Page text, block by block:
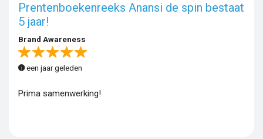
Prentenboekenreeks Anansi de spin bestaat
5 jaar!
Brand Awareness
een jaar geleden
Prima samenwerking!